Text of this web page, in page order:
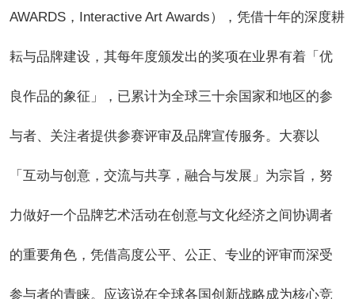
AWARDS，Interactive Art Awards），凭借十年的深度耕
耘与品牌建设，其每年度颁发出的奖项在业界有着「优
良作品的象征」，已累计为全球三十余国家和地区的参
与者、关注者提供参赛评审及品牌宣传服务。大赛以
「互动与创意，交流与共享，融合与发展」为宗旨，努
力做好一个品牌艺术活动在创意与文化经济之间协调者
的重要角色，凭借高度公平、公正、专业的评审而深受
参与者的青睐。应该说在全球各国创新战略成为核心竞